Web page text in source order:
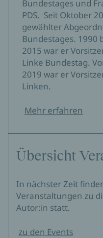
Bundestages und
PDS. Seit Oktober
gewählter
Bundestages. 1990
2015 war er
Linke Bundestag.
2019 war er
Linken.
Mehr erfahren
Übersicht
In nächster Zeit
Veranstaltungen zu
Autor:in statt.
zu den Events